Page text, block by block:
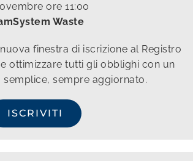
ore 11:00
Waste
finestra di iscrizione al Registro
ottimizzare tutti gli obblighi con un
sempre aggiornato.
ISCRIVITI